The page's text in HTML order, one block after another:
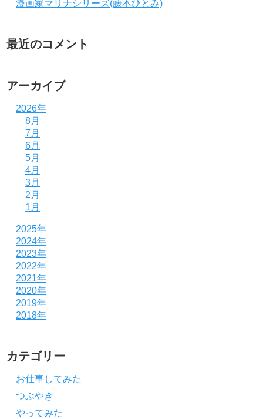
漫画家マリナシリーズ(藤本ひとみ)
最近のコメント
アーカイブ
2026年
8月
7月
6月
5月
4月
3月
2月
1月
2025年
2024年
2023年
2022年
2021年
2020年
2019年
2018年
カテゴリー
お仕事してみた
つぶやき
やってみた